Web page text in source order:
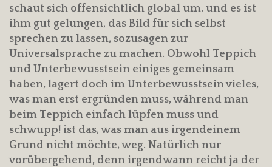
schaut sich offensichtlich global um. und es ist
ihm gut gelungen, das Bild für sich selbst
sprechen zu lassen, sozusagen zur
Universalsprache zu machen. Obwohl Teppich
und Unterbewusstsein einiges gemeinsam
haben, lagert doch im Unterbewusstsein vieles,
was man erst ergründen muss, während man
beim Teppich einfach lüpfen muss und
schwupp! ist das, was man aus irgendeinem
Grund nicht möchte, weg. Natürlich nur
vorübergehend, denn irgendwann reicht ja der